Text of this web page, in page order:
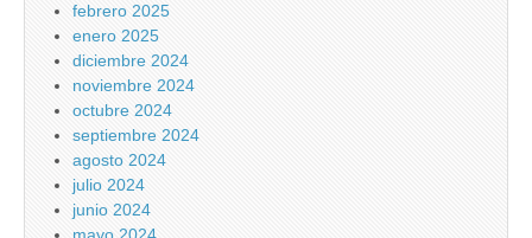
febrero 2025
enero 2025
diciembre 2024
noviembre 2024
octubre 2024
septiembre 2024
agosto 2024
julio 2024
junio 2024